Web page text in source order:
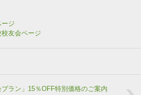
ジ
友会ページ
ラン」15％OFF特別価格のご案内